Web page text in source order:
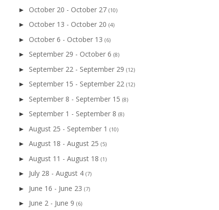
► October 20 - October 27 (10)
► October 13 - October 20 (4)
► October 6 - October 13 (6)
► September 29 - October 6 (8)
► September 22 - September 29 (12)
► September 15 - September 22 (12)
► September 8 - September 15 (8)
► September 1 - September 8 (8)
► August 25 - September 1 (10)
► August 18 - August 25 (5)
► August 11 - August 18 (1)
► July 28 - August 4 (7)
► June 16 - June 23 (7)
► June 2 - June 9 (6)